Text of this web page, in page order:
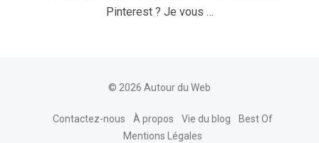
Pinterest ? Je vous …
© 2026 Autour du Web
Contactez-nous À propos Vie du blog
Best Of
Mentions Légales